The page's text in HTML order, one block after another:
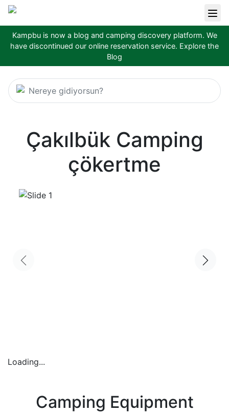
Kampbu is now a blog and camping discovery platform. We
have discontinued our online reservation service. Explore the
Blog
Nereye gidiyorsun?
Çakılbük Camping
çökertme
Loading...
Camping Equipment